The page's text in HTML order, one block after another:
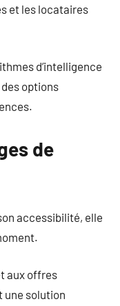
et les locataires
d’intelligence
options
de
accessibilité, elle
aux offres
une solution